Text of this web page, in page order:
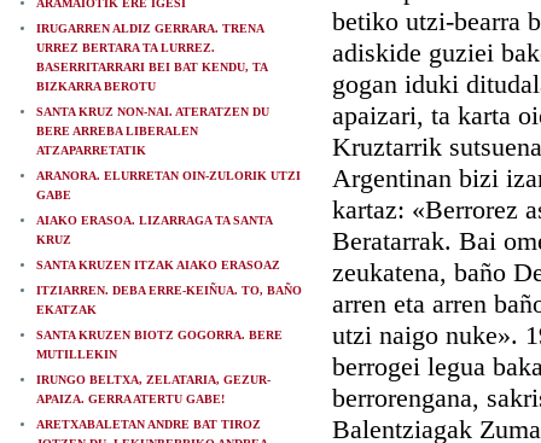
ARAMAIOTIK ERE IGESI
IRUGARREN ALDIZ GERRARA. TRENA
URREZ BERTARA TA LURREZ.
BASERRITARRARI BEI BAT KENDU, TA
BIZKARRA BEROTU
SANTA KRUZ NON-NAI. ATERATZEN DU
BERE ARREBA LIBERALEN
ATZAPARRETATIK
ARANORA. ELURRETAN OIN-ZULORIK UTZI
GABE
AIAKO ERASOA. LIZARRAGA TA SANTA
KRUZ
SANTA KRUZEN ITZAK AIAKO ERASOAZ
ITZIARREN. DEBA ERRE-KEIÑUA. TO, BAÑO
EKATZAK
SANTA KRUZEN BIOTZ GOGORRA. BERE
MUTILLEKIN
IRUNGO BELTXA, ZELATARIA, GEZUR-
APAIZA. GERRA ATERTU GABE!
ARETXABALETAN ANDRE BAT TIROZ
betiko utzi-bearra
adiskide guziei
gogan iduki
apaizari, ta karta
Kruztarrik
Argentinan bizi
kartaz: «Berrorez
Beratarrak. Bai
zeukatena, baño
arren eta arren
utzi naigo nuke».
berrogei legua
berrorengana,
Balentziagak